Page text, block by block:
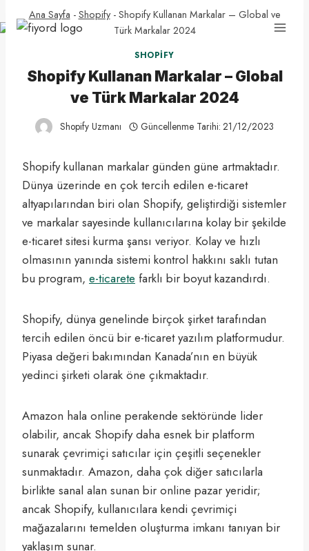
to
Ana Sayfa - Shopify- Shopify Kullanan Markalar – Global ve
Türk Markalar 2024
SHOPIFY
Shopify Kullanan Markalar – Global
ve Türk Markalar 2024
Shopify Uzmanı Güncellenme Tarihi: 21/12/2023
Shopify kullanan markalar günden güne artmaktadır.
Dünya üzerinde en çok tercih edilen e-ticaret
altyapılarından biri olan Shopify, geliştirdiği sistemler
ve markalar sayesinde kullanıcılarına kolay bir şekilde
e-ticaret sitesi kurma şansı veriyor. Kolay ve hızlı
olmasının yanında sistemi kontrol hakkını saklı tutan
bu program, e-ticarete farklı bir boyut kazandırdı.
Shopify, dünya genelinde birçok şirket tarafından
tercih edilen öncü bir e-ticaret yazılım platformudur.
Piyasa değeri bakımından Kanada’nın en büyük
yedinci şirketi olarak öne çıkmaktadır.
Amazon hala online perakende sektöründe lider
olabilir, ancak Shopify daha esnek bir platform
sunarak çevrimiçi satıcılar için çeşitli seçenekler
sunmaktadır. Amazon, daha çok diğer satıcılarla
birlikte sanal alan sunan bir online pazar yeridir;
ancak Shopify, kullanıcılara kendi çevrimiçi
mağazalarını temelden oluşturma imkanı tanıyan bir
yaklaşım sunar.